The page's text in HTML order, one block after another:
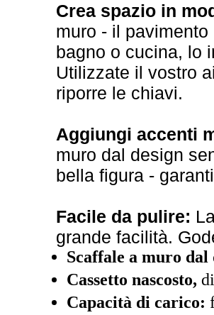
Crea spazio in
muro - il
bagno o cucina, lo
Utilizzate il vostro
riporre le chiavi.
Aggiungi accenti
muro dal design
bella figura -
Facile da pulire:
grande facilità.
Scaffale a muro
Cassetto nascosto,
Capacità di carico: